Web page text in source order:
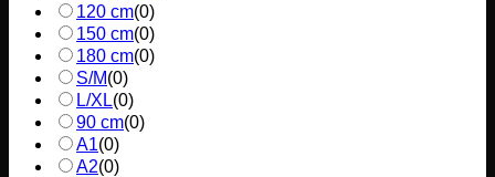
120 cm(0)
150 cm(0)
180 cm(0)
S/M(0)
L/XL(0)
90 cm(0)
A1(0)
A2(0)